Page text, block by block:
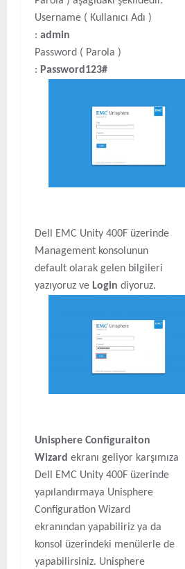
Username ( Kullanıcı Adı )
: admin
Password ( Parola )
: Password123#
Dell EMC Unity 400F üzerinde
Management konsolunun
default olarak gelen bilgileri
yazıyoruz ve Login diyoruz.
Unisphere Configuraiton
Wizard ekranı geliyor karşımıza
Dell EMC Unity 400F üzerinde
yapılandırmaya Unisphere
Configuration Wizard
ekranından yapabiliriz ya da
konsol üzerindeki menülerle de
yapabilirsiniz. Unisphere